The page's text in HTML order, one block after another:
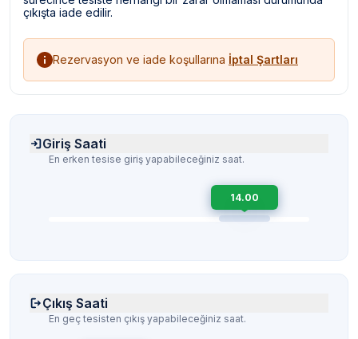
çıkışta iade edilir.
Rezervasyon ve iade koşullarına İptal Şartları
Giriş Saati
En erken tesise giriş yapabileceğiniz saat.
14.00
Çıkış Saati
En geç tesisten çıkış yapabileceğiniz saat.